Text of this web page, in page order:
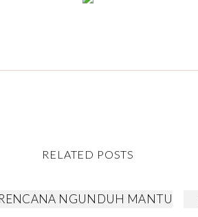
RELATED POSTS
RENCANA NGUNDUH MANTU